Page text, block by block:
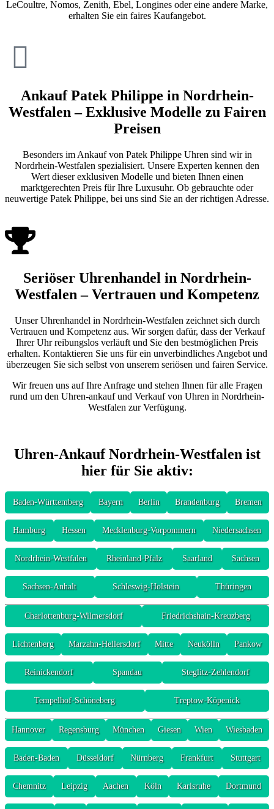
LeCoultre, Nomos, Zenith, Ebel, Longines oder eine andere Marke,
erhalten Sie ein faires Kaufangebot.
Ankauf Patek Philippe in Nordrhein-
Westfalen – Exklusive Modelle zu Fairen
Preisen
Besonders im Ankauf von Patek Philippe Uhren sind wir in
Nordrhein-Westfalen spezialisiert. Unsere Experten kennen den
Wert dieser exklusiven Modelle und bieten Ihnen einen
marktgerechten Preis für Ihre Luxusuhr. Ob gebrauchte oder
neuwertige Patek Philippe, bei uns sind Sie an der richtigen Adresse.
Seriöser Uhrenhandel in Nordrhein-
Westfalen – Vertrauen und Kompetenz
Unser Uhrenhandel in Nordrhein-Westfalen zeichnet sich durch
Vertrauen und Kompetenz aus. Wir sorgen dafür, dass der Verkauf
Ihrer Uhr reibungslos verläuft und Sie den bestmöglichen Preis
erhalten. Kontaktieren Sie uns für ein unverbindliches Angebot und
überzeugen Sie sich selbst von unserem seriösen und fairen Service.
Wir freuen uns auf Ihre Anfrage und stehen Ihnen für alle Fragen
rund um den Uhren-ankauf und Verkauf von Uhren in Nordrhein-
Westfalen zur Verfügung.
Uhren-Ankauf Nordrhein-Westfalen ist
hier für Sie aktiv:
Baden-Württemberg Bayern Berlin Brandenburg Bremen
Hamburg Hessen Mecklenburg-Vorpommern Niedersachsen
Nordrhein-Westfalen Rheinland-Pfalz Saarland Sachsen
Sachsen-Anhalt Schleswig-Holstein Thüringen
Charlottenburg-Wilmersdorf Friedrichshain-Kreuzberg
Lichtenberg Marzahn-Hellersdorf Mitte Neukölln Pankow
Reinickendorf Spandau Steglitz-Zehlendorf
Tempelhof-Schöneberg Treptow-Köpenick
Hannover Regensburg München Giesen Wien Wiesbaden
Baden-Baden Düsseldorf Nürnberg Frankfurt Stuttgart
Chemnitz Leipzig Aachen Köln Karlsruhe Dortmund